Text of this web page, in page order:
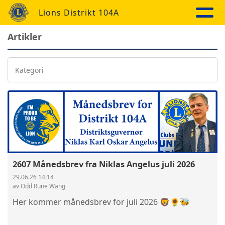
Lions Distrikt 104A
Artikler
Kategori
2607 Månedsbrev fra Niklas Angelus juli 2026
29.06.26 14:14
av Odd Rune Wang
Her kommer månedsbrev for juli 2026 🦁🌻🐝